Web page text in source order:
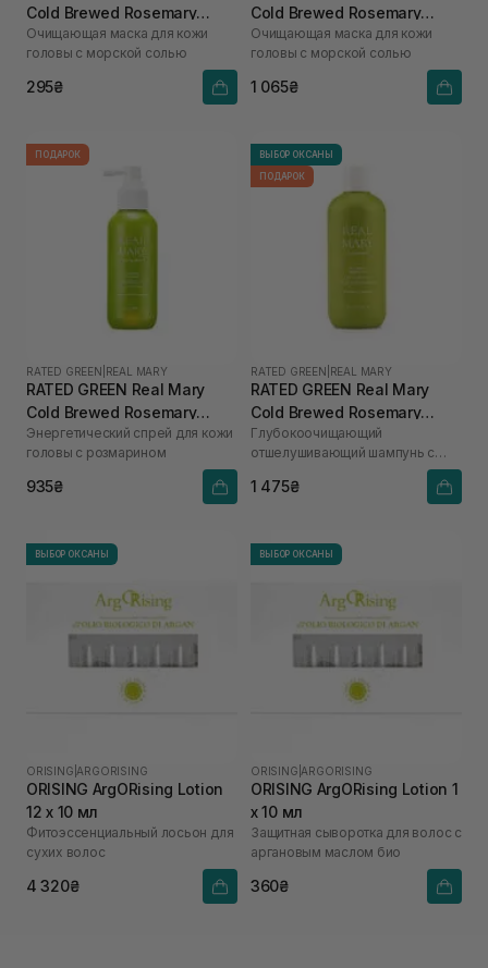
Cold Brewed Rosemary
Purifyng Scalp Scaler 50 мл
Очищающая маска для кожи
головы с морской солью
295₴
Cold Brewed Rosemary
Purifyng Scalp Scaler 200
мл
Очищающая маска для кожи
головы с морской солью
1 065₴
ПОДАРОК
RATED GREEN REAL MARY
RATED GREEN Real Mary
Cold Brewed Rosemary
Energizing Scalp Spray 120
мл
Энергетический спрей для кожи
головы с розмарином
935₴
ВЫБОР ОКСАНЫ
ПОДАРОК
RATED GREEN REAL MARY
RATED GREEN Real Mary
Cold Brewed Rosemary
Exfoliating Scalp Shampoo
400 ml
Глубокоочищающий
отшелушивающий шампунь с
1 475₴
ВЫБОР ОКСАНЫ
ORISING ARGORISING
ORISING ArgORising Lotion
12 х 10 мл
Фитоэссенциальный лосьон для
сухих волос
4 320₴
ВЫБОР ОКСАНЫ
ORISING ARGORISING
ORISING ArgORising Lotion 1
х 10 мл
Защитная сыворотка для волос с
аргановым маслом био
360₴